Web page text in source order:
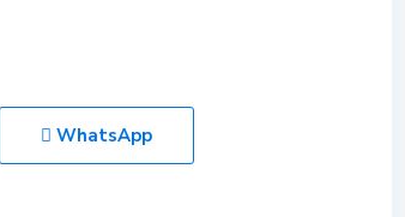
WhatsApp